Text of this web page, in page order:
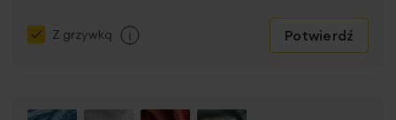
Z grzywką Potwierdź